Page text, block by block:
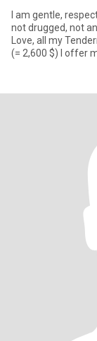
I am gentle,
not drugged, not angry,
Love, all my
(= 2,600 $) I offer